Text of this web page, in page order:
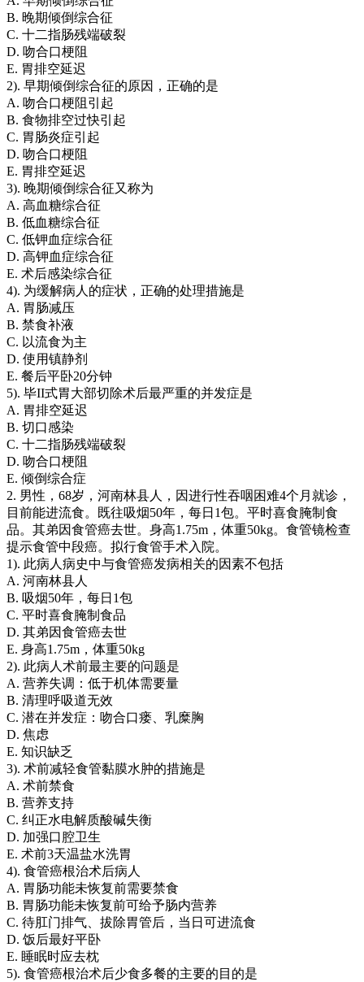
B. 晚期倾倒综合征
C. 十二指肠残端破裂
D. 吻合口梗阻
E. 胃排空延迟
2). 早期倾倒综合征的原因，正确的是
A. 吻合口梗阻引起
B. 食物排空过快引起
C. 胃肠炎症引起
D. 吻合口梗阻
E. 胃排空延迟
3). 晚期倾倒综合征又称为
A. 高血糖综合征
B. 低血糖综合征
C. 低钾血症综合征
D. 高钾血症综合征
E. 术后感染综合征
4). 为缓解病人的症状，正确的处理措施是
A. 胃肠减压
B. 禁食补液
C. 以流食为主
D. 使用镇静剂
E. 餐后平卧20分钟
5). 毕II式胃大部切除术后最严重的并发症是
A. 胃排空延迟
B. 切口感染
C. 十二指肠残端破裂
D. 吻合口梗阻
E. 倾倒综合症
2. 男性，68岁，河南林县人，因进行性吞咽困难4个月就诊，
目前能进流食。既往吸烟50年，每日1包。平时喜食腌制食
品。其弟因食管癌去世。身高1.75m，体重50kg。食管镜检查
提示食管中段癌。拟行食管手术入院。
1). 此病人病史中与食管癌发病相关的因素不包括
A. 河南林县人
B. 吸烟50年，每日1包
C. 平时喜食腌制食品
D. 其弟因食管癌去世
E. 身高1.75m，体重50kg
2). 此病人术前最主要的问题是
A. 营养失调：低于机体需要量
B. 清理呼吸道无效
C. 潜在并发症：吻合口瘘、乳糜胸
D. 焦虑
E. 知识缺乏
3). 术前减轻食管黏膜水肿的措施是
A. 术前禁食
B. 营养支持
C. 纠正水电解质酸碱失衡
D. 加强口腔卫生
E. 术前3天温盐水洗胃
4). 食管癌根治术后病人
A. 胃肠功能未恢复前需要禁食
B. 胃肠功能未恢复前可给予肠内营养
C. 待肛门排气、拔除胃管后，当日可进流食
D. 饭后最好平卧
E. 睡眠时应去枕
5). 食管癌根治术后少食多餐的主要的目的是